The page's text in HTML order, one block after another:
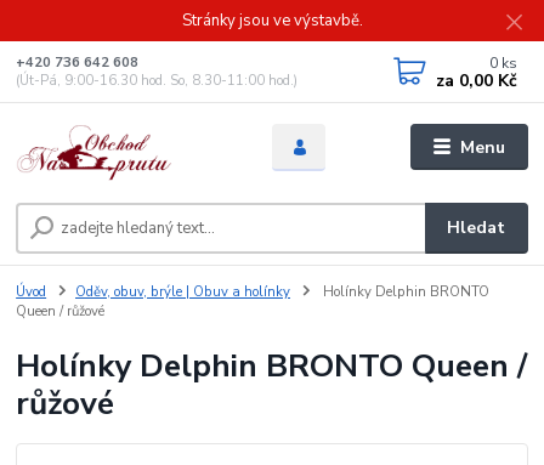
Stránky jsou ve výstavbě.
Menu
Hledat
+420 736 642 608
(Út-Pá, 9:00-16.30 hod. So, 8.30-11:00 hod.)
0 ks
za 0,00 Kč
Úvod Oděv, obuv, brýle | Obuv a holínky
Holínky Delphin BRONTO
Queen / růžové
Holínky Delphin BRONTO Queen /
růžové